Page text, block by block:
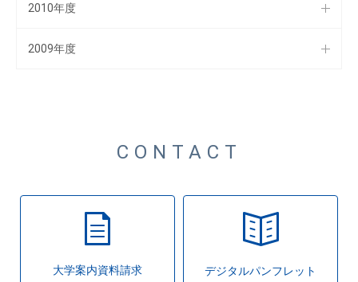
2010年度
2009年度
CONTACT
大学案内資料請求 デジタルパンフレット